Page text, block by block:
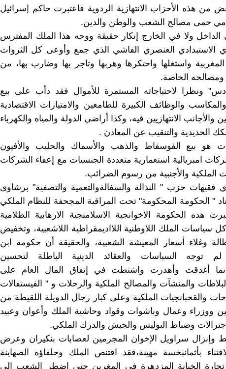
من هذه الأحزاب الانتهازية الردوية فاعتبرت حاكم إسرائيل
حمى مصالح الشعب والوطن والدين.
ولا في الخارج إنكار حقيقة ووجه هذا الملك المفترس
الاستبدادي العنصري الفاشي الذي جمع وأوعى كل الثروات
واستغلها واحتكرها وهربها وتاجر بها وضارب بها، من
ومصالحه الخاصة.
ونظرا لاحتياجاته المستمرة للأموال فقد دأب على بيع
والوظائف الكبيرة للطامعين والامتيازات الاقتصادية
والأجانب الانتهازيين فيه، وكذا أراضي الدولة والمياه والكهرباء
الحديدية والتنقيب عن المعادن .
هو بيع الفوسفاط والذهب والأسماك والحليب والأفيون
امبريالية استعمارية متعددة الجنسيات مع إعفاء الشركات
الملكية والأجنبية من رسوم الضرائب.
فقيهات حزب " النذالة والسفالةوالتعمية والتصفية" برشاوى
" الحكومة المحكومة" تحت المراقبة المجحفة للنظام الملكي
هذه الحكومة الاخوانجية الاسلامنجية الارهابية الظلامية
سياسات الملك اللاوطنية اللااديمقراطية اللاشعبية، وتخفيض
وغلاء أسعار المعيشة الشعبية، والحقيقة أن حكومة ابن
لم توجه السياسات والعقائد الدينية الباطلة لتحسين
وإنما أغدقت وأهدرت واشتطت في إنفاق المال العام على
والمنشآت والمصالح الملكية والرحلات و " الفيستفالات
والقحبانجيات الملكية وعلى كبار رجال الدويلة اللقيطة من
ووزراء وعمال وباشوات وقواد وحاشية الملك وأعوان وعبيد
جنرالات وضباط البوليس والجيش والدرك الملكي.
وإنزال سراويل الإخوان المجرمين لعصابات بنكيران وعرض
بأثمانبخسة مهينة،فقد اقتنص الملك وحلفاؤه الصهاينة
الخيانة المزدهرة في المغربن حتى اضطر الشعب إلى